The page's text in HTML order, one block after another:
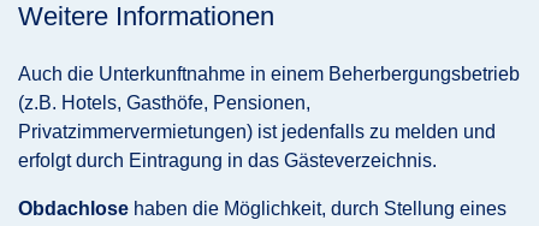
Weitere Informationen
Auch die Unterkunftnahme in einem Beherbergungsbetrieb
(z.B. Hotels, Gasthöfe, Pensionen,
Privatzimmervermietungen) ist jedenfalls zu melden und
erfolgt durch Eintragung in das Gästeverzeichnis.
Obdachlose haben die Möglichkeit, durch Stellung eines